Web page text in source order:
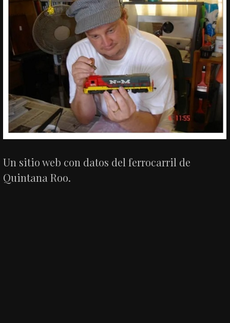
Un sitio web con datos del ferrocarril de
Quintana Roo.